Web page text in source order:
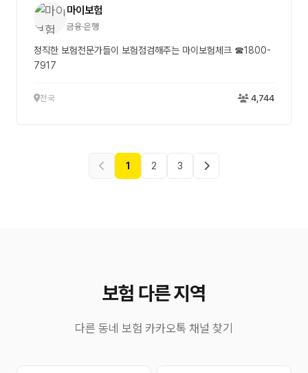
마이보험
금융·은행
정직한 보험전문가들이 보험점검해주는 마이보험체크 ☎1800-
7917
전국 4,744
1 2 3
보험 다른 지역
다른 동네 보험 카카오톡 채널 찾기